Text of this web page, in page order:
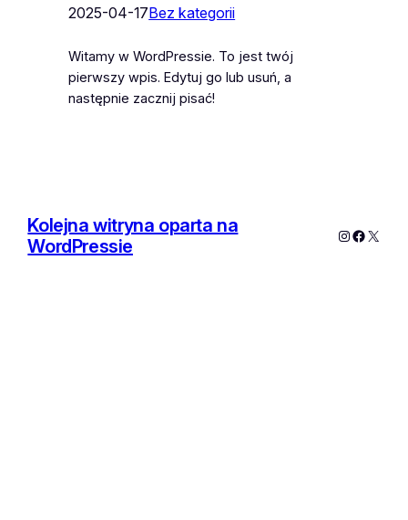
2025-04-17Bez kategorii
Witamy w WordPressie. To jest twój
pierwszy wpis. Edytuj go lub usuń, a
następnie zacznij pisać!
Kolejna witryna oparta na
WordPressie
Instagram
X